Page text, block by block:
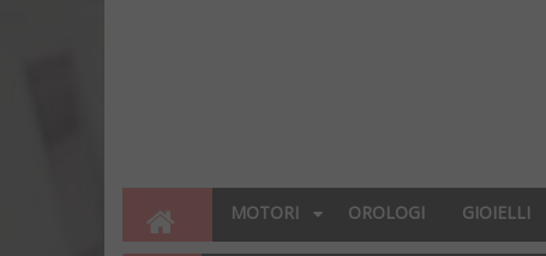
MOTORI OROLOGI GIOIELLI